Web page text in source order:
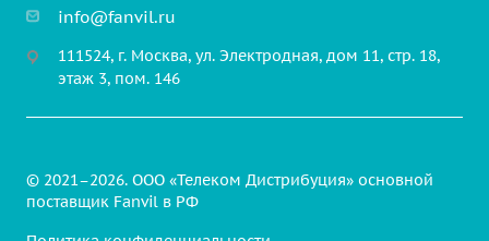
Аксессуары
Транспортные решения
info@fanvil.ru
111524, г. Москва, ул. Электродная, дом 11, стр. 18,
этаж 3, пом. 146
© 2021–2026. ООО «Телеком Дистрибуция» основной
поставщик Fanvil в РФ